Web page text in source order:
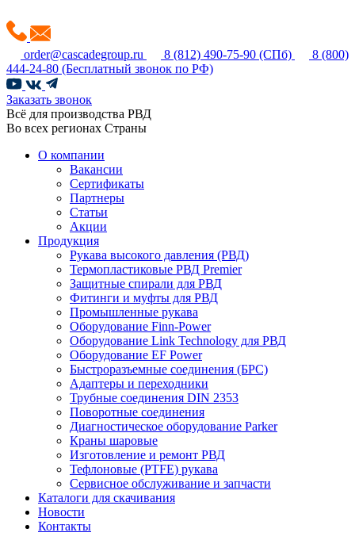
order@cascadegroup.ru 8 (812) 490-75-90 (СПб)
8 (800)
444-24-80 (Бесплатный звонок по РФ)
Заказать звонок
Всё для производства РВД
Во всех регионах Страны
О компании
Вакансии
Сертификаты
Партнеры
Статьи
Акции
Продукция
Рукава высокого давления (РВД)
Термопластиковые РВД Premier
Защитные спирали для РВД
Фитинги и муфты для РВД
Промышленные рукава
Оборудование Finn-Power
Оборудование Link Technology для РВД
Оборудование EF Power
Быстроразъемные соединения (БРС)
Адаптеры и переходники
Трубные соединения DIN 2353
Поворотные соединения
Диагностическое оборудование Parker
Краны шаровые
Изготовление и ремонт РВД
Тефлоновые (PTFE) рукава
Сервисное обслуживание и запчасти
Каталоги для скачивания
Новости
Контакты